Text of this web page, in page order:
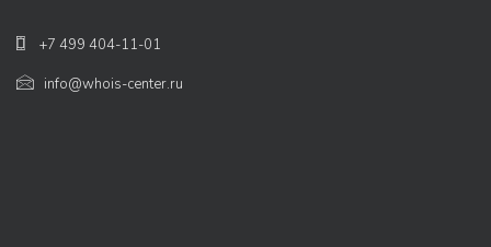
+7 499 404-11-01
info@whois-center.ru